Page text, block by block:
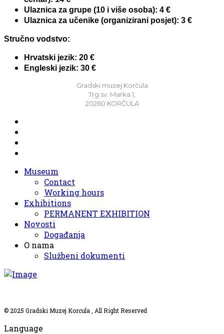
Ulaznica za grupe (10 i više osoba): 4 €
Ulaznica za učenike (organizirani posjet): 3 €
Stručno vodstvo:
Hrvatski jezik: 20 €
Engleski jezik: 30 €
Gradski muzej Korčula
Trg sv. Marka 1,
20260 KORČULA
Museum
Contact
Working hours
Exhibitions
PERMANENT EXHIBITION
Novosti
Događanja
O nama
Službeni dokumenti
© 2025 Gradski Muzej Korcula , All Right Reserved
Language